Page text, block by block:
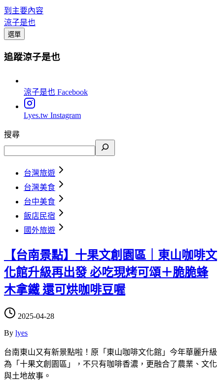
到主要內容
涼子是也
選單
追蹤涼子是也
涼子是也 Facebook
Lyes.tw Instagram
搜尋
台灣旅遊
台灣美食
台中美食
飯店民宿
國外旅遊
【台南景點】十果文創園區｜東山咖啡文
化館升級再出發 必吃現烤可頌＋脆脆蜂
木拿鐵 還可烘咖啡豆喔
2025-04-28
By lyes
台南東山又有新景點啦！原「東山咖啡文化館」今年華麗升級
為「十果文創園區」，不只有咖啡香濃，更融合了農業、文化
與土地故事。